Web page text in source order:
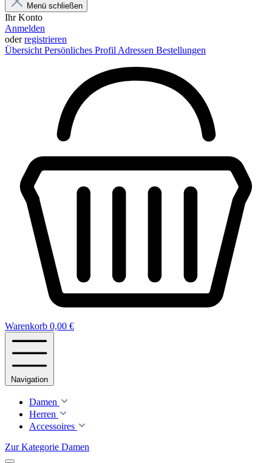
Menü schließen
Ihr Konto
Anmelden
oderregistrieren
Übersicht Persönliches Profil Adressen Bestellungen
Warenkorb 0,00 €
Navigation
Damen
Herren
Accessoires
Zur Kategorie Damen